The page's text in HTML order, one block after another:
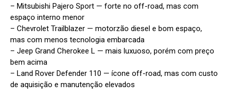
– Mitsubishi Pajero Sport — forte no off-road, mas com
espaço interno menor
– Chevrolet Trailblazer — motorzão diesel e bom espaço,
mas com menos tecnologia embarcada
– Jeep Grand Cherokee L — mais luxuoso, porém com preço
bem acima
– Land Rover Defender 110 — ícone off-road, mas com custo
de aquisição e manutenção elevados